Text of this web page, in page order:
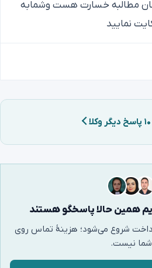
مطالبه خسارت هست وشمابه
نمایید
شروع می‌شود؛ هزینهٔ تماس روی
شما نیست.